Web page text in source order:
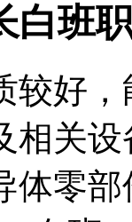
白班
较好
相关
体零